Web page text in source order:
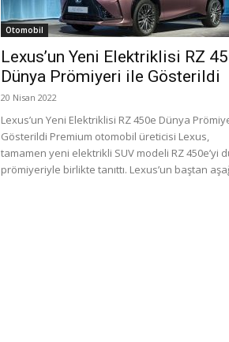
Otomobil
Lexus’un Yeni Elektriklisi RZ
Dünya Prömiyeri ile Gösterildi
20 Nisan 2022
Lexus’un Yeni Elektriklisi RZ 450e Dünya
Gösterildi Premium otomobil üreticisi Lexus,
tamamen yeni elektrikli SUV modeli RZ 450e’yi
prömiyeriyle birlikte tanıttı. Lexus’un baştan